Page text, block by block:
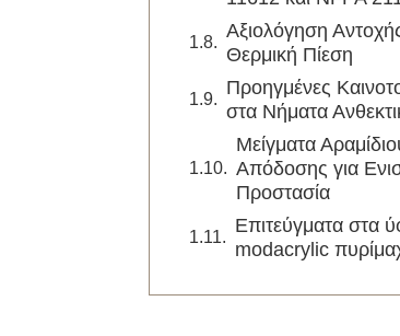
Αξιολόγηση
Θερμική Πίεση
Προηγμένες
στα Νήματα
Μείγματα
Απόδοσης για
Προστασία
Επιτεύγματα στα
modacrylic